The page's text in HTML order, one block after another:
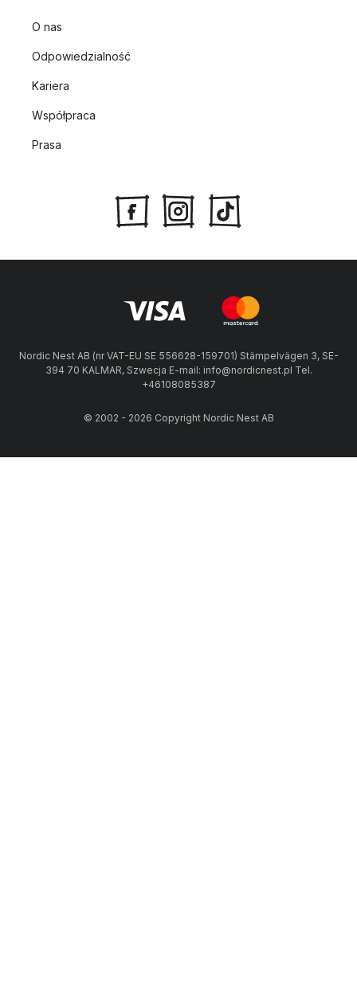
O nas
Odpowiedzialność
Kariera
Współpraca
Prasa
Nordic Nest AB (nr VAT-EU SE 556628-159701) Stämpelvägen 3, SE-
394 70 KALMAR, Szwecja E-mail: info@nordicnest.pl Tel.
+46108085387
© 2002 - 2026 Copyright Nordic Nest AB